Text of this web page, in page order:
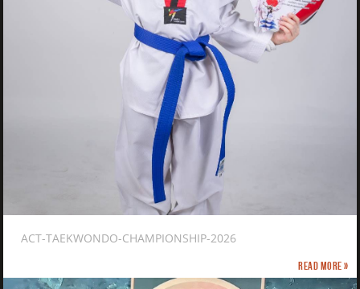
ACT-TAEKWONDO-CHAMPIONSHIP-2026
Read more »